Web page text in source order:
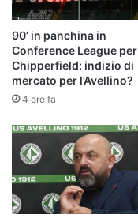
90’ in panchina in
Conference League per
Chipperfield: indizio di
mercato per l’Avellino?
4 ore fa